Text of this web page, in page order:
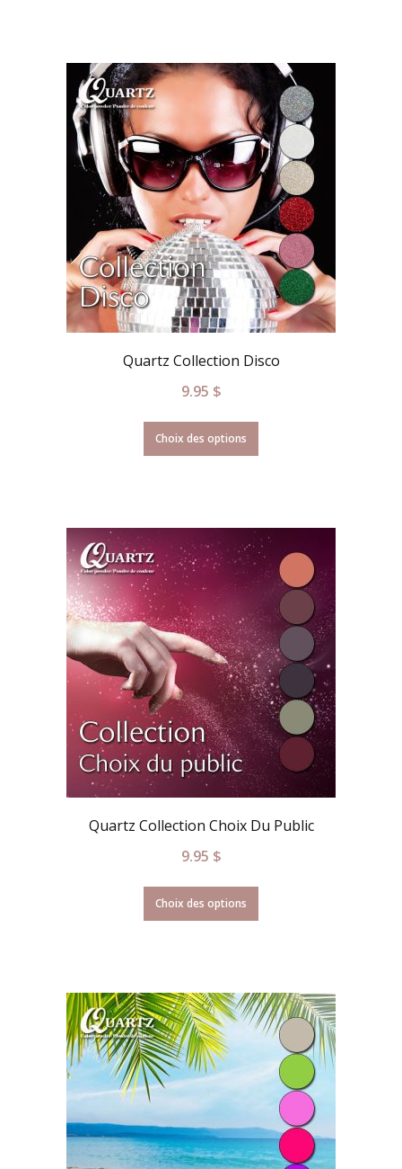
Quartz Collection Disco
9.95 $
Choix des options
Quartz Collection Choix Du Public
9.95 $
Choix des options